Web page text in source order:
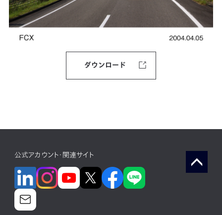
ダウンロード
公式アカウント・関連サイト